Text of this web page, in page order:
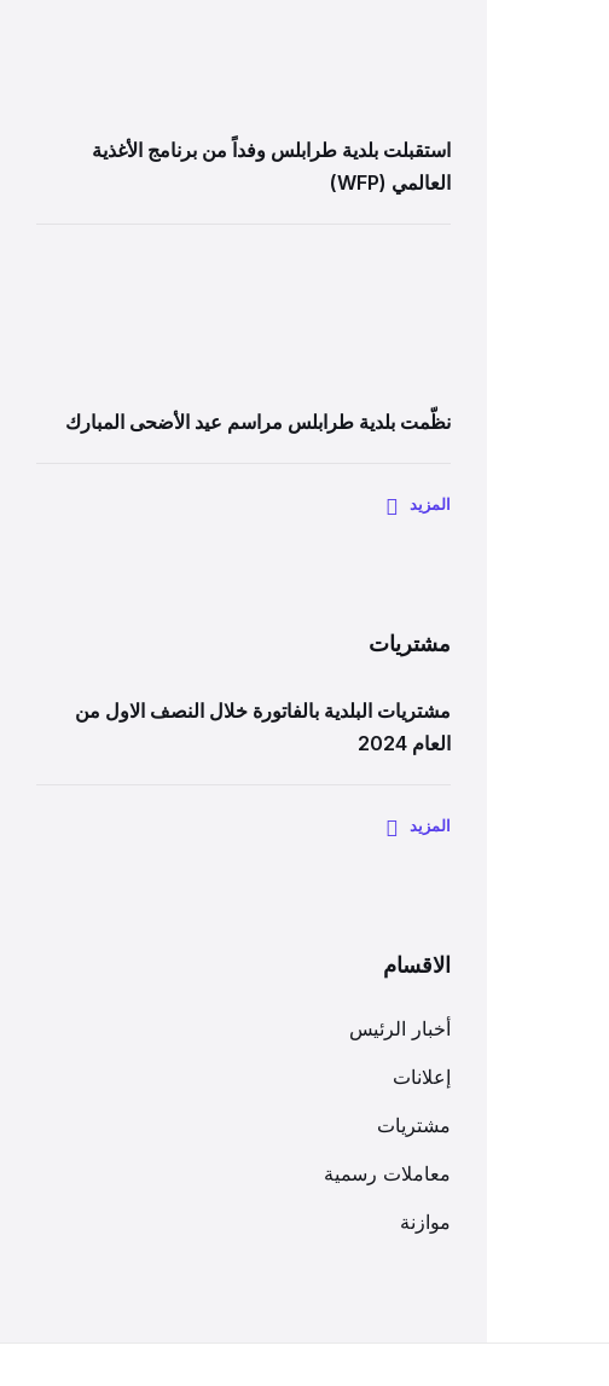
استقبلت بلدية طرابلس وفداً من برنامج الأغذية
العالمي (WFP)
نظّمت بلدية طرابلس مراسم عيد الأضحى المبارك
المزيد
مشتريات
مشتريات البلدية بالفاتورة خلال النصف الاول من
العام 2024
المزيد
الاقسام
أخبار الرئيس
إعلانات
مشتريات
معاملات رسمية
موازنة